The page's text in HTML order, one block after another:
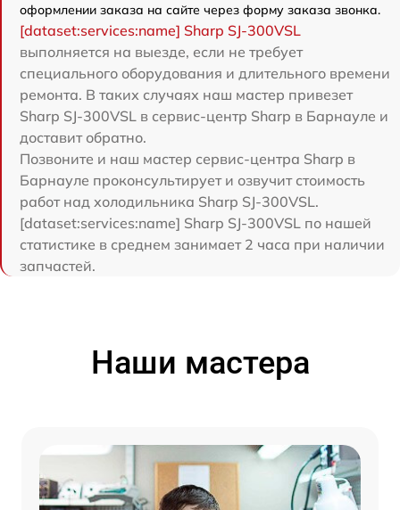
оформлении заказа на сайте через форму заказа звонка.
[dataset:services:name] Sharp SJ-300VSL
выполняется на выезде, если не требует
специального оборудования и длительного времени
ремонта. В таких случаях наш мастер привезет
Sharp SJ-300VSL в сервис-центр Sharp в Барнауле и
доставит обратно.
Позвоните и наш мастер сервис-центра Sharp в
Барнауле проконсультирует и озвучит стоимость
работ над холодильника Sharp SJ-300VSL.
[dataset:services:name] Sharp SJ-300VSL по нашей
статистике в среднем занимает 2 часа при наличии
запчастей.
Наши мастера